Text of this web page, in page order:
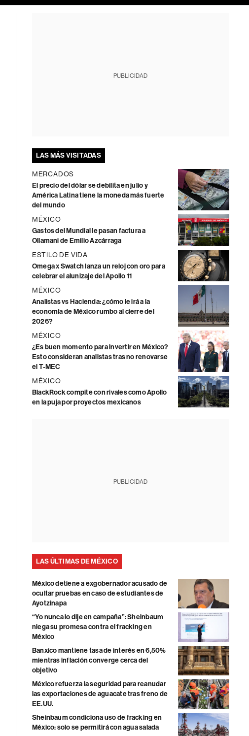
PUBLICIDAD
LAS MÁS VISITADAS
MERCADOS
El precio del dólar se debilita en julio y
América Latina tiene la moneda más fuerte
del mundo
MÉXICO
Gastos del Mundial le pasan factura a
Ollamani de Emilio Azcárraga
ESTILO DE VIDA
Omega x Swatch lanza un reloj con oro para
celebrar el alunizaje del Apollo 11
MÉXICO
Analistas vs Hacienda: ¿cómo le irá a la
economía de México rumbo al cierre del
2026?
MÉXICO
¿Es buen momento para invertir en México?
Esto consideran analistas tras no renovarse
el T-MEC
MÉXICO
BlackRock compite con rivales como Apollo
en la puja por proyectos mexicanos
PUBLICIDAD
LAS ÚLTIMAS DE MÉXICO
México detiene a exgobernador acusado de
ocultar pruebas en caso de estudiantes de
Ayotzinapa
“Yo nunca lo dije en campaña”: Sheinbaum
niega su promesa contra el fracking en
México
Banxico mantiene tasa de interés en 6,50%
mientras inflación converge cerca del
objetivo
México refuerza la seguridad para reanudar
las exportaciones de aguacate tras freno de
EE.UU.
Sheinbaum condiciona uso de fracking en
México: solo se permitirá con agua salada